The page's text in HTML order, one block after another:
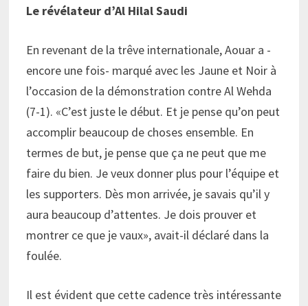
Le révélateur d’Al Hilal Saudi
En revenant de la trêve internationale, Aouar a -
encore une fois- marqué avec les Jaune et Noir à
l’occasion de la démonstration contre Al Wehda
(7-1). «C’est juste le début. Et je pense qu’on peut
accomplir beaucoup de choses ensemble. En
termes de but, je pense que ça ne peut que me
faire du bien. Je veux donner plus pour l’équipe et
les supporters. Dès mon arrivée, je savais qu’il y
aura beaucoup d’attentes. Je dois prouver et
montrer ce que je vaux», avait-il déclaré dans la
foulée.
Il est évident que cette cadence très intéressante